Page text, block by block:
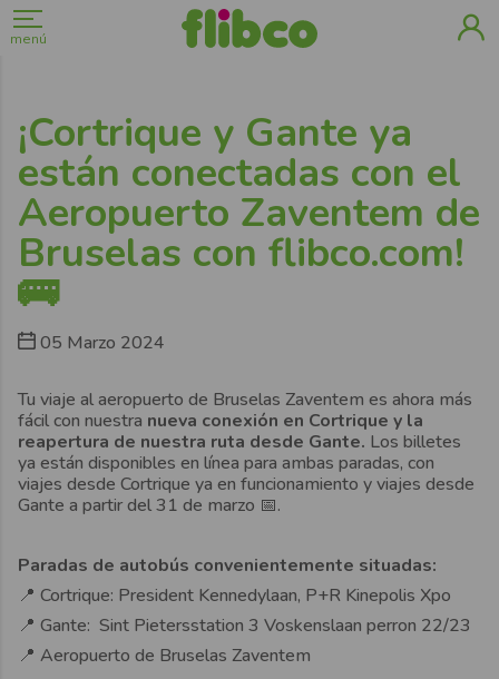
menú
¡Cortrique y Gante ya
están conectadas con el
Aeropuerto Zaventem de
Bruselas con flibco.com!
🚌
05 Marzo 2024
Tu viaje al aeropuerto de Bruselas Zaventem es ahora más
fácil con nuestra nueva conexión en Cortrique y la
reapertura de nuestra ruta desde Gante. Los billetes
ya están disponibles en línea para ambas paradas, con
viajes desde Cortrique ya en funcionamiento y viajes desde
Gante a partir del 31 de marzo 📅.
Paradas de autobús convenientemente situadas:
📍 Cortrique: President Kennedylaan, P+R Kinepolis Xpo
📍 Gante: Sint Pietersstation 3 Voskenslaan perron 22/23
📍 Aeropuerto de Bruselas Zaventem